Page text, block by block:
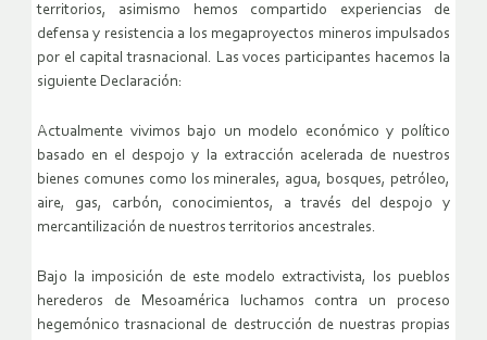
territorios, asimismo hemos compartido experiencias de
defensa y resistencia a los megaproyectos mineros impulsados
por el capital trasnacional. Las voces participantes hacemos la
siguiente Declaración:
Actualmente vivimos bajo un modelo económico y político
basado en el despojo y la extracción acelerada de nuestros
bienes comunes como los minerales, agua, bosques, petróleo,
aire, gas, carbón, conocimientos, a través del despojo y
mercantilización de nuestros territorios ancestrales.
Bajo la imposición de este modelo extractivista, los pueblos
herederos de Mesoamérica luchamos contra un proceso
hegemónico trasnacional de destrucción de nuestras propias